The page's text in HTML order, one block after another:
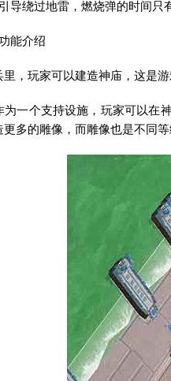
导绕过地雷，燃烧弹的时间只
能介绍
里，玩家可以建造神庙，这是
为一个支持设施，玩家可以在
多的雕像，而雕像也是不同